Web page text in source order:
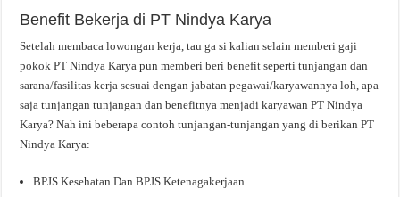
Benefit Bekerja di PT Nindya Karya
Setelah membaca lowongan kerja, tau ga si kalian selain memberi gaji
pokok PT Nindya Karya pun memberi beri benefit seperti tunjangan dan
sarana/fasilitas kerja sesuai dengan jabatan pegawai/karyawannya loh, apa
saja tunjangan tunjangan dan benefitnya menjadi karyawan PT Nindya
Karya? Nah ini beberapa contoh tunjangan-tunjangan yang di berikan PT
Nindya Karya:
BPJS Kesehatan Dan BPJS Ketenagakerjaan